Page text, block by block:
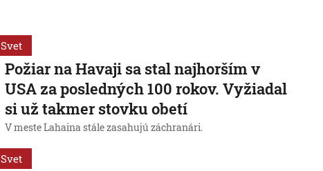
Svet
Požiar na Havaji sa stal najhorším v
USA za posledných 100 rokov. Vyžiadal
si už takmer stovku obetí
V meste Lahaina stále zasahujú záchranári.
Svet